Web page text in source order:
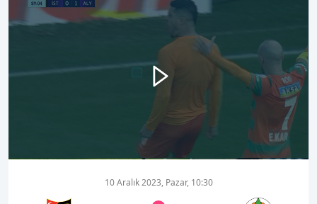
02:27
10 Aralık 2023, Pazar, 10:30